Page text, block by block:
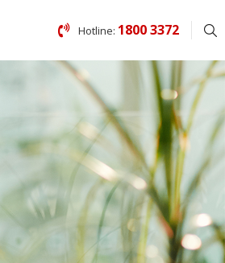
Hotline: 1800 3372